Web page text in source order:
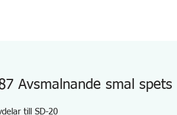
Avsmalnande smal spets
till SD-20